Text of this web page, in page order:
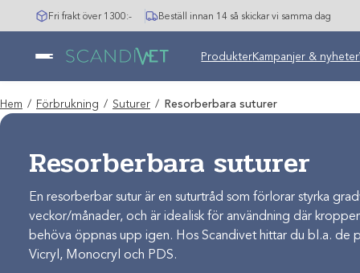
Hoppa
till
Fri frakt över 1300:- Beställ innan 14 så skickar vi samma dag
ProdukterKampanjer & nyheter
Hem / Förbrukning / Suturer / Resorberbara suturer
Resorberbara suturer
En resorberbar sutur är en suturtråd som förlorar styrka
veckor/månader, och är idealisk för användning där
behöva öppnas upp igen. Hos Scandivet hittar du bl.a. de
Vicryl, Monocryl och PDS.